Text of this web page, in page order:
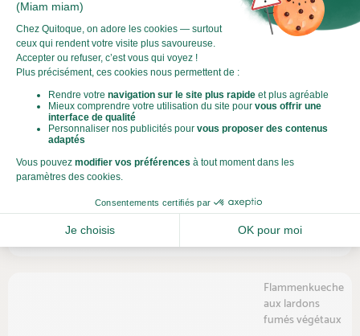
cheddar
et sauce
de
ricotta
Flammenkueche
aux lardons
fumés végétaux